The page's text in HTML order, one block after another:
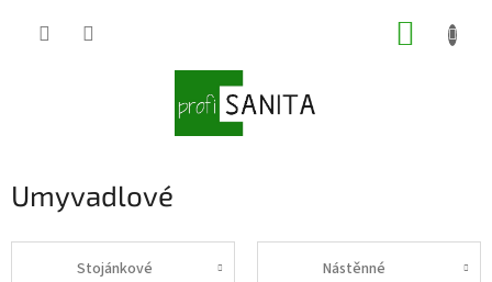
Umyvadlové
Stojánkové Nástěnné